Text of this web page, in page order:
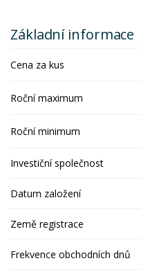
Základní informace
Cena za kus
Roční maximum
Roční minimum
Investiční společnost
Datum založení
Země registrace
Frekvence obchodních dnů